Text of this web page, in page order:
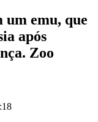
um emu, que
após
Zoo